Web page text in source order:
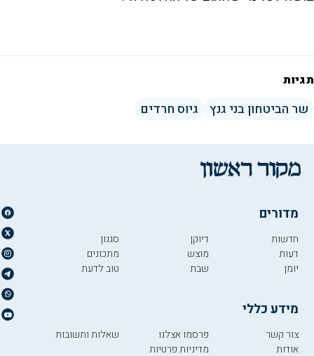
תגיות
שר הביטחון בני גנץ גיוס חרדים
מדורים
חדשות
דעות
יומן
דיוקן
מוצש
שבת
סגנון
מתכונים
טוב לדעת
מידע כללי
צור קשר
אודות
פרסמו אצלנו
מדיניות פרטיות
שאלות ותשובות